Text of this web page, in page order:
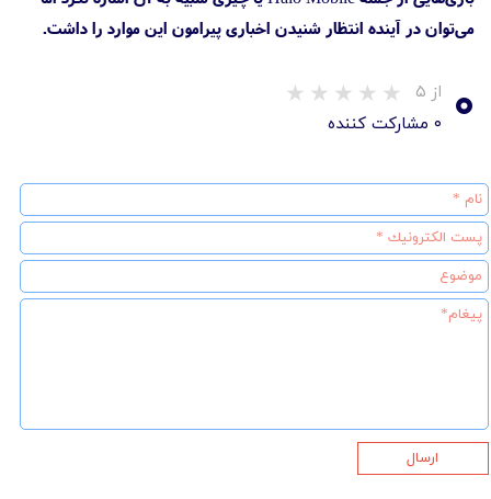
می‌توان در آینده انتظار شنیدن اخباری پیرامون این موارد را داشت.
۰ از ۵
۰ مشارکت کننده
ارسال